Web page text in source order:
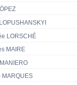
LORSCHÉ
MAIRE
MARQUES